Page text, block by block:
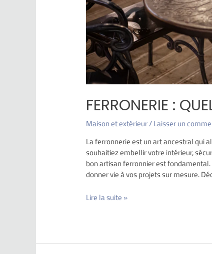
FERRONERIE :
Maison et extérieur/Laisser un
La ferronnerie est un art ancestral qui
souhaitiez embellir votre intérieur,
bon artisan ferronnier est
donner vie à vos projets sur mesure.
Lire la suite »